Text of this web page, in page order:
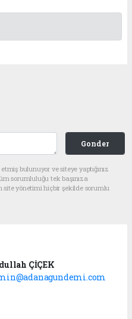
Gonder
bulunuyor ve siteye yaptığınız
sorumluluğu tek başınıza
yönetimi hiçbir şekilde sorumlu
ÇİÇEK